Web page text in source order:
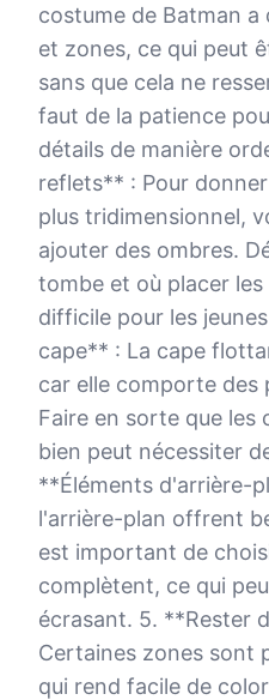
costume de Batman a
et zones, ce qui peut
sans que cela ne
faut de la patience
détails de manière
reflets** : Pour
plus tridimensionnel,
ajouter des ombres.
tombe et où placer
difficile pour les
cape** : La cape
car elle comporte des
Faire en sorte que les
bien peut nécessiter
**Éléments d'arrière-
l'arrière-plan offrent
est important de
complètent, ce qui
écrasant. 5. **Rester
Certaines zones sont
qui rend facile de